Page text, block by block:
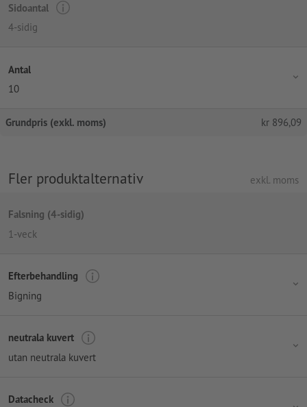
Sidoantal
4-sidig
Antal
10
Grundpris (exkl. moms) kr 896,09
Fler produktalternativ exkl. moms
Falsning (4-sidig)
1-veck
Efterbehandling
Bigning
neutrala kuvert
utan neutrala kuvert
Datacheck